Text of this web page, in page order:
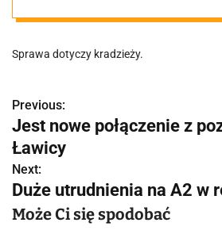
Sprawa dotyczy kradzieży.
N
a
w
i
Previous:
Jest nowe połączenie z
Ławicy
Next:
Duże utrudnienia na A2 w
Może Ci się spodobać